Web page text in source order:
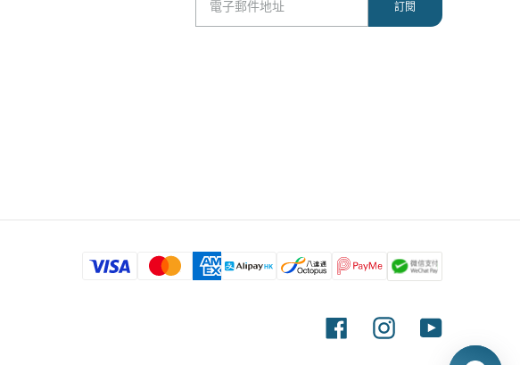
FacebookInstagramYouTube